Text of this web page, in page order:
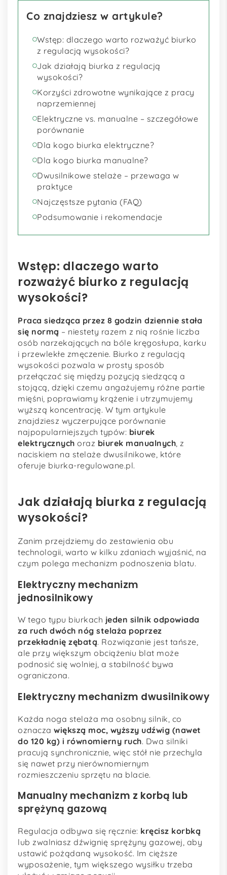
Co znajdziesz w artykule?
Wstęp: dlaczego warto rozważyć biurko
z regulacją wysokości?
Jak działają biurka z regulacją
wysokości?
Korzyści zdrowotne wynikające z pracy
naprzemiennej
Elektryczne vs. manualne – szczegółowe
porównanie
Dla kogo biurka elektryczne?
Dla kogo biurka manualne?
Dwusilnikowe stelaże – przewaga w
praktyce
Najczęstsze pytania (FAQ)
Podsumowanie i rekomendacje
Wstęp: dlaczego warto
rozważyć biurko z regulacją
wysokości?
Praca siedząca przez 8 godzin dziennie stała
się normą – niestety razem z nią rośnie liczba
osób narzekających na bóle kręgosłupa, karku
i przewlekłe zmęczenie. Biurko z regulacją
wysokości pozwala w prosty sposób
przełączać się między pozycją siedzącą a
stojącą, dzięki czemu angażujemy różne partie
mięśni, poprawiamy krążenie i utrzymujemy
wyższą koncentrację. W tym artykule
znajdziesz wyczerpujące porównanie
najpopularniejszych typów: biurek
elektrycznych oraz biurek manualnych, z
naciskiem na stelaże dwusilnikowe, które
oferuje biurka-regulowane.pl.
Jak działają biurka z regulacją
wysokości?
Zanim przejdziemy do zestawienia obu
technologii, warto w kilku zdaniach wyjaśnić, na
czym polega mechanizm podnoszenia blatu.
Elektryczny mechanizm
jednosilnikowy
W tego typu biurkach jeden silnik odpowiada
za ruch dwóch nóg stelaża poprzez
przekładnię zębatą. Rozwiązanie jest tańsze,
ale przy większym obciążeniu blat może
podnosić się wolniej, a stabilność bywa
ograniczona.
Elektryczny mechanizm dwusilnikowy
Każda noga stelaża ma osobny silnik, co
oznacza większą moc, wyższy udźwig (nawet
do 120 kg) i równomierny ruch. Dwa silniki
pracują synchronicznie, więc stół nie przechyla
się nawet przy nierównomiernym
rozmieszczeniu sprzętu na blacie.
Manualny mechanizm z korbą lub
sprężyną gazową
Regulacja odbywa się ręcznie: kręcisz korbką
lub zwalniasz dźwignię sprężyny gazowej, aby
ustawić pożądaną wysokość. Im cięższe
wyposażenie, tym większego wysiłku trzeba